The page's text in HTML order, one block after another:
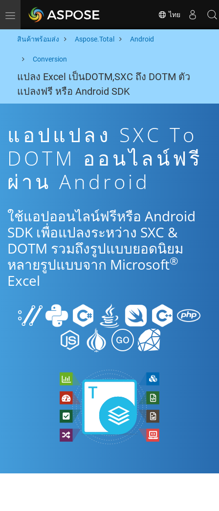
Toggle navigation ไทย
สินค้าพร้อมส่ง Aspose.Total Android
Conversion
แปลง Excel เป็นDOTM,SXC ถึง DOTM ตัว
แปลงฟรี หรือ Android SDK
แอปแปลง SXC To
DOTM ออนไลน์ฟรี
ผ่าน Android
ใช้แอปออนไลน์ฟรีหรือ Android
SDK เพื่อแปลงระหว่าง SXC &
DOTM รวมถึงรูปแบบยอดนิยม
หลายรูปแบบจาก Microsoft®
Excel